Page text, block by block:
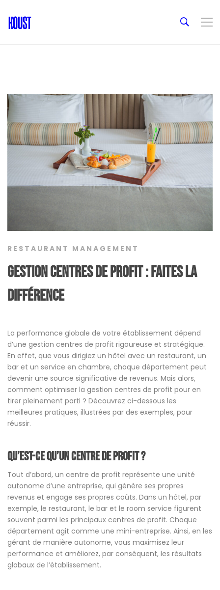
RESTAURANT MANAGEMENT
Gestion centres de profit : faites la
différence
La performance globale de votre établissement dépend
d’une gestion centres de profit rigoureuse et stratégique.
En effet, que vous dirigiez un hôtel avec un restaurant, un
bar et un service en chambre, chaque département peut
devenir une source significative de revenus. Mais alors,
comment optimiser la gestion centres de profit pour en
tirer pleinement parti ? Découvrez ci-dessous les
meilleures pratiques, illustrées par des exemples, pour
réussir.
Qu’est-ce qu’un centre de profit ?
Tout d’abord, un centre de profit représente une unité
autonome d’une entreprise, qui génère ses propres
revenus et engage ses propres coûts. Dans un hôtel, par
exemple, le restaurant, le bar et le room service figurent
souvent parmi les principaux centres de profit. Chaque
département agit comme une mini-entreprise. Ainsi, en les
gérant de manière autonome, vous maximisez leur
performance et améliorez, par conséquent, les résultats
globaux de l’établissement.